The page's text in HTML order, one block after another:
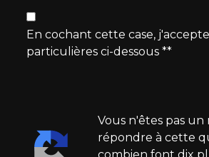
En cochant cette case,
particulières ci-dessous **
Vous n'êtes pas
répondre à cette